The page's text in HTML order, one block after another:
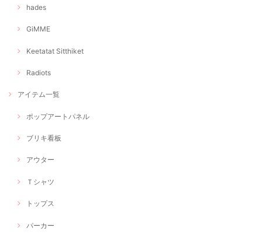
hades
GiMME
Keetatat Sitthiket
Radiots
アイテム一覧
ポップアートパネル
ブリキ看板
アウター
Ｔシャツ
トップス
パーカー